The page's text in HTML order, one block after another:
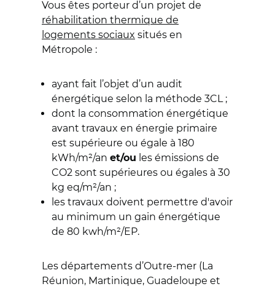
Vous êtes porteur d’un projet de
réhabilitation thermique de
logements sociaux situés en
Métropole :
ayant fait l’objet d’un audit
énergétique selon la méthode 3CL ;
dont la consommation énergétique
avant travaux en énergie primaire
est supérieure ou égale à 180
kWh/m²/an et/ou les émissions de
CO2 sont supérieures ou égales à 30
kg eq/m²/an ;
les travaux doivent permettre d'avoir
au minimum un gain énergétique
de 80 kwh/m²/EP.
Les départements d’Outre-mer (La
Réunion, Martinique, Guadeloupe et